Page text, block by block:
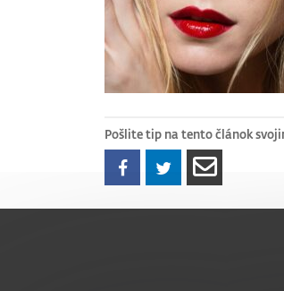
Pošlite tip na tento článok